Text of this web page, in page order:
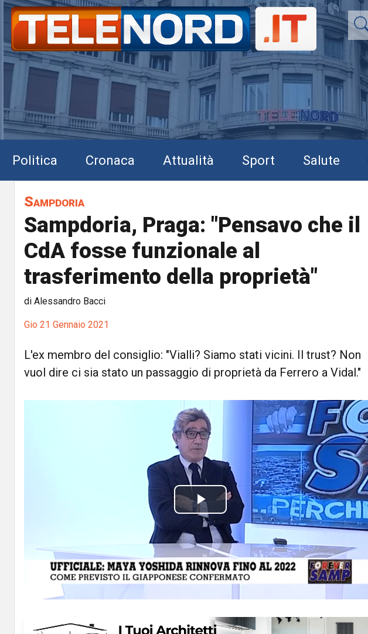
Politica Cronaca Attualità Sport Salute
Sampdoria
Sampdoria, Praga: "Pensavo che il
CdA fosse funzionale al
trasferimento della proprietà"
di Alessandro Bacci
Gio 21 Gennaio 2021
L'ex membro del consiglio: "Vialli? Siamo stati vicini. Il trust? Non
vuol dire ci sia stato un passaggio di proprietà da Ferrero a Vidal."
P
l
a
V